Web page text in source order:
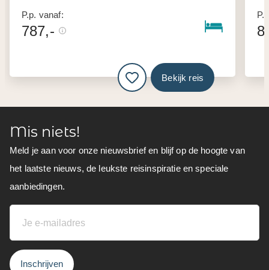
P.p. vanaf:
787,-
Bekijk reis
Mis niets!
Meld je aan voor onze nieuwsbrief en blijf op de hoogte van
het laatste nieuws, de leukste reisinspiratie en speciale
aanbiedingen.
Inschrijven